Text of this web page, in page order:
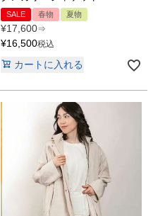
SALE 春物 夏物
¥17,600⇒
¥16,500税込
カートに入れる